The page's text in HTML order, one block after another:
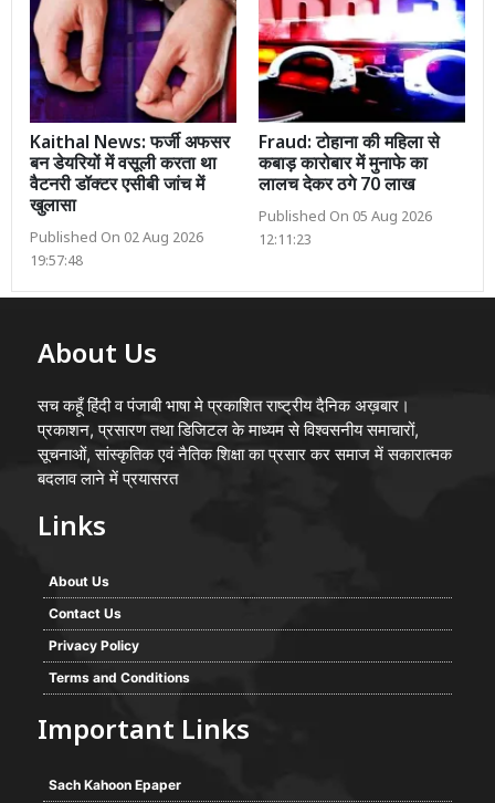
Kaithal News: फर्जी अफसर
बन डेयरियों में वसूली करता था
वैटनरी डॉक्टर एसीबी जांच में
खुलासा
Published On 02 Aug 2026
19:57:48
Fraud: टोहाना की महिला से
कबाड़ कारोबार में मुनाफे का
लालच देकर ठगे 70 लाख
Published On 05 Aug 2026
12:11:23
About Us
सच कहूँ हिंदी व पंजाबी भाषा मे प्रकाशित राष्ट्रीय दैनिक अख़बार।
प्रकाशन, प्रसारण तथा डिजिटल के माध्यम से विश्वसनीय समाचारों,
सूचनाओं, सांस्कृतिक एवं नैतिक शिक्षा का प्रसार कर समाज में सकारात्मक
बदलाव लाने में प्रयासरत
Links
About Us
Contact Us
Privacy Policy
Terms and Conditions
Important Links
Sach Kahoon Epaper